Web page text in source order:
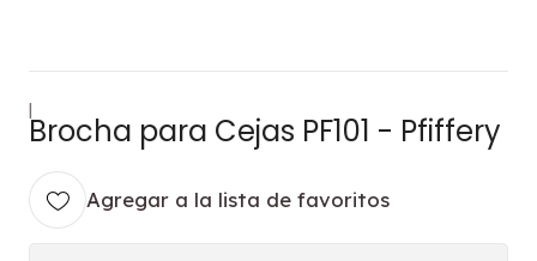
|
Brocha para Cejas PF101 - Pfiffery
Agregar a la lista de favoritos